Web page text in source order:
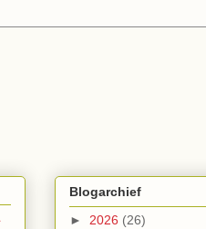
Blogarchief
► 2026 (26)